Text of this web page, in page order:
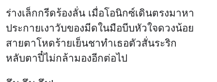
ร่างเล็กกรีดร้องลั่น เมื่อโอนิกซ์เดินตรงมาหา
ประกายเงาวับของมีดในมือบีบหัวใจดวงน้อย
สายตาโหดร้ายเย็นชาทำเธอตัวสั่นระริก
หลับตาปี๋ไม่กล้ามองอีกต่อไป